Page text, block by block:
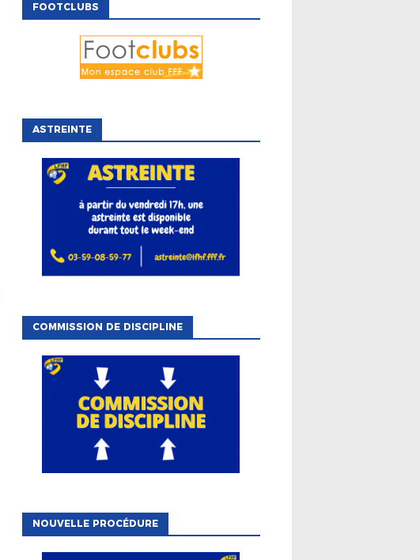
FOOTCLUBS
ASTREINTE
COMMISSION DE DISCIPLINE
NOUVELLE PROCÉDURE